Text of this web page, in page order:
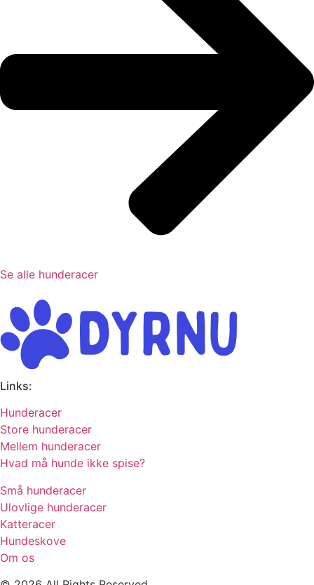
Se alle hunderacer
Links:
Hunderacer
Store hunderacer
Mellem hunderacer
Hvad må hunde ikke spise?
Små hunderacer
Ulovlige hunderacer
Katteracer
Hundeskove
Om os